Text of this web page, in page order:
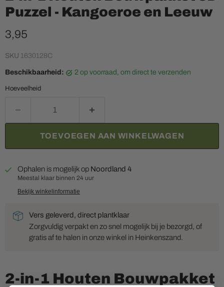
Puzzel - Kangoeroe en Leeuw
Huidige prijs
3,95
SKU 1630128C
Beschikbaarheid: 2 op voorraad, om direct te verzenden
Hoeveelheid
TOEVOEGEN AAN WINKELWAGEN
Ophalen is mogelijk op Noordland 4
Meestal klaar binnen 24 uur
Bekijk winkelinformatie
Vers geleverd, direct plantklaar
Zorgvuldig verpakt en zo snel mogelijk bij je bezorgd, of
gratis af te halen in onze winkel in Heinkenszand.
2-in-1 Houten Bouwpakket